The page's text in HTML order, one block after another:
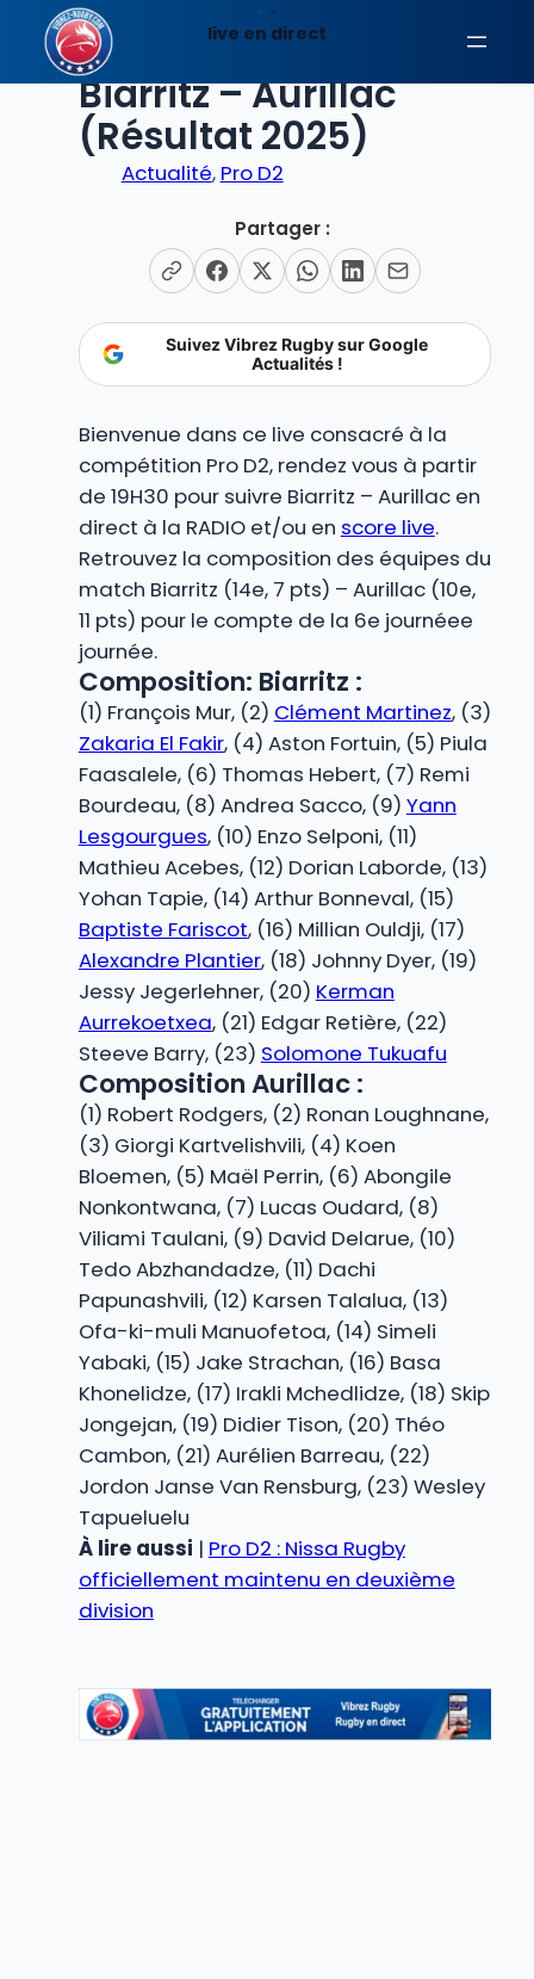
contenu
EN DIRECT
Biarritz – Aurillac
(Résultat 2025)
Actualité, Pro D2
Partager :
Suivez Vibrez Rugby sur Google
Actualités !
Bienvenue dans ce live consacré à la
compétition Pro D2, rendez vous à partir
de 19H30 pour suivre Biarritz – Aurillac en
direct à la RADIO et/ou en score live.
Retrouvez la composition des équipes du
match Biarritz (14e, 7 pts) – Aurillac (10e,
11 pts) pour le compte de la 6e journéee
journée.
Composition: Biarritz :
(1) François Mur, (2) Clément Martinez, (3)
Zakaria El Fakir, (4) Aston Fortuin, (5) Piula
Faasalele, (6) Thomas Hebert, (7) Remi
Bourdeau, (8) Andrea Sacco, (9) Yann
Lesgourgues, (10) Enzo Selponi, (11)
Mathieu Acebes, (12) Dorian Laborde, (13)
Yohan Tapie, (14) Arthur Bonneval, (15)
Baptiste Fariscot, (16) Millian Ouldji, (17)
Alexandre Plantier, (18) Johnny Dyer, (19)
Jessy Jegerlehner, (20) Kerman
Aurrekoetxea, (21) Edgar Retière, (22)
Steeve Barry, (23) Solomone Tukuafu
Composition Aurillac :
(1) Robert Rodgers, (2) Ronan Loughnane,
(3) Giorgi Kartvelishvili, (4) Koen
Bloemen, (5) Maël Perrin, (6) Abongile
Nonkontwana, (7) Lucas Oudard, (8)
Viliami Taulani, (9) David Delarue, (10)
Tedo Abzhandadze, (11) Dachi
Papunashvili, (12) Karsen Talalua, (13)
Ofa-ki-muli Manuofetoa, (14) Simeli
Yabaki, (15) Jake Strachan, (16) Basa
Khonelidze, (17) Irakli Mchedlidze, (18) Skip
Jongejan, (19) Didier Tison, (20) Théo
Cambon, (21) Aurélien Barreau, (22)
Jordon Janse Van Rensburg, (23) Wesley
Tapueluelu
À lire aussi | Pro D2 : Nissa Rugby
officiellement maintenu en deuxième
division
live en direct